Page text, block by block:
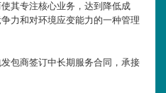
其专注核心业务，达到降低成
力和对环境应变能力的一种管理
包商签订中长期服务合同，承接